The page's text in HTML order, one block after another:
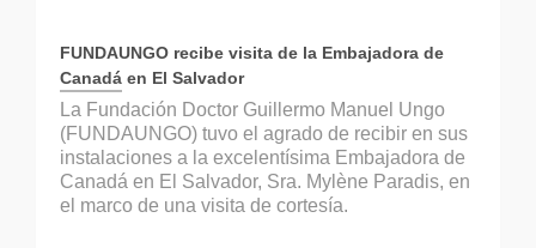
FUNDAUNGO recibe visita de la Embajadora de
Canadá en El Salvador
La Fundación Doctor Guillermo Manuel Ungo
(FUNDAUNGO) tuvo el agrado de recibir en sus
instalaciones a la excelentísima Embajadora de
Canadá en El Salvador, Sra. Mylène Paradis, en
el marco de una visita de cortesía.